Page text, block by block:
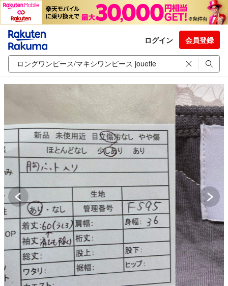
ログイン 会員登録